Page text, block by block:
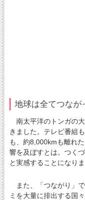
地球は全てつなが
南太平洋のトンガの
きました。テレビ番組
も、約8,000kmも離れ
響を及ぼすとは。つく
と実感することになりま
また、「つながり」
ミを大量に排出する国